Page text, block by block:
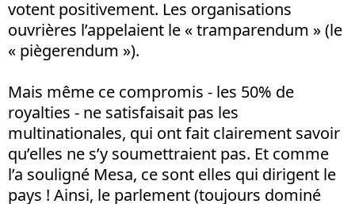
votent positivement. Les organisations
ouvrières l’appelaient le « tramparendum » (le
« piègerendum »).
Mais même ce compromis - les 50% de
royalties - ne satisfaisait pas les
multinationales, qui ont fait clairement savoir
qu’elles ne s’y soumettraient pas. Et comme
l’a souligné Mesa, ce sont elles qui dirigent le
pays ! Ainsi, le parlement (toujours dominé